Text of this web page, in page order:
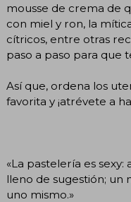
mousse de crema de
con miel y ron, la
cítricos, entre otras
paso a paso para que
Así que, ordena los
favorita y ¡atrévete a
«La pastelería es
lleno de sugestión; un
uno mismo.»